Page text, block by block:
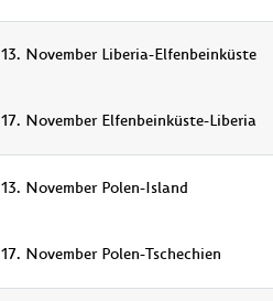
13. November Liberia-Elfenbeinküste
17. November Elfenbeinküste-Liberia
13. November Polen-Island
17. November Polen-Tschechien